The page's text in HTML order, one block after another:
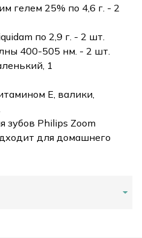
гелем 25% по 4,6 г. - 2
по 2,9 г. - 2 шт.
400-505 нм. - 2 шт.
1
Е, валики,
зубов Philips Zoom
для домашнего